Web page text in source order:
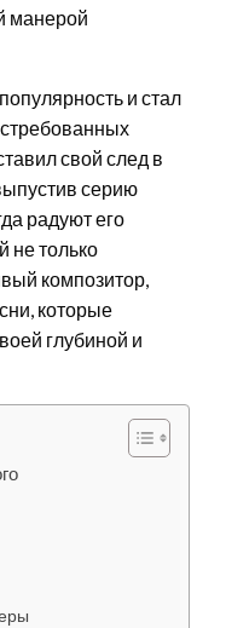
манерой
и стал
свой след в
серию
радуют его
не только
композитор,
которые
глубиной и